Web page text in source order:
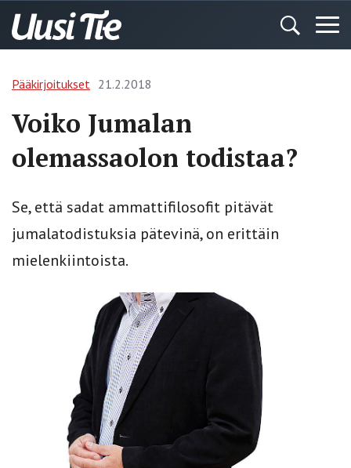
Pääkirjoitukset 21.2.2018
Voiko Jumalan
olemassaolon todistaa?
Se, että sadat ammattifilosofit pitävät
jumalatodistuksia pätevinä, on erittäin
mielenkiintoista.